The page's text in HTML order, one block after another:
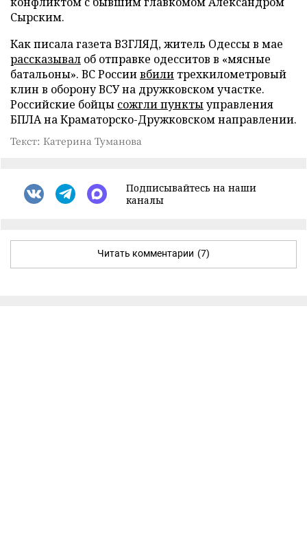
Сырским.
Как писала газета ВЗГЛЯД, житель Одессы в мае
рассказывал об отправке одесситов в «мясные
батальоны». ВС Россиивбили трехкилометровый
клин в оборону ВСУ на дружковском участке.
Российские бойцы сожгли пунктыуправления
БПЛА на Краматорско-Дружковском направлении.
Текст: Катерина Туманова
Подписывайтесь на наши
каналы
Читать комментарии (7)